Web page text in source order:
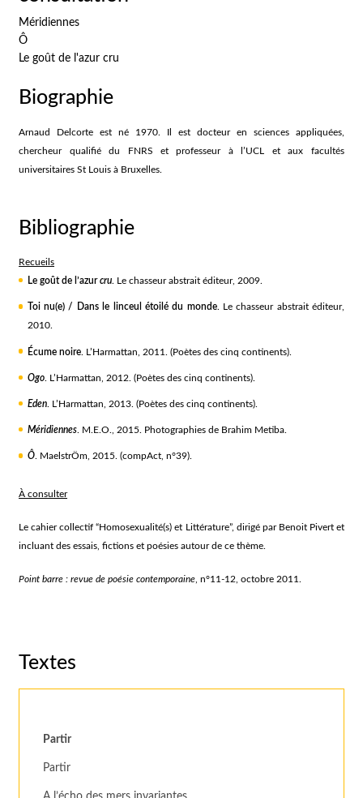
Méridiennes
Ô
Le goût de l'azur cru
Biographie
Arnaud Delcorte est né 1970. Il est docteur en sciences appliquées,
chercheur qualifié du FNRS et professeur à l’UCL et aux facultés
universitaires St Louis à Bruxelles.
Bibliographie
Recueils
Le goût de l’azur cru. Le chasseur abstrait éditeur, 2009.
Toi nu(e) / Dans le linceul étoilé du monde. Le chasseur abstrait éditeur,
2010.
Écume noire. L’Harmattan, 2011. (Poètes des cinq continents).
Ogo. L’Harmattan, 2012. (Poètes des cinq continents).
Eden. L’Harmattan, 2013. (Poètes des cinq continents).
Méridiennes. M.E.O., 2015. Photographies de Brahim Metiba.
Ô. MaelstrÖm, 2015. (compAct, n°39).
À consulter
Le cahier collectif “Homosexualité(s) et Littérature”, dirigé par Benoit Pivert et
incluant des essais, fictions et poésies autour de ce thème.
Point barre : revue de poésie contemporaine , n°11-12, octobre 2011.
Textes
Partir
Partir